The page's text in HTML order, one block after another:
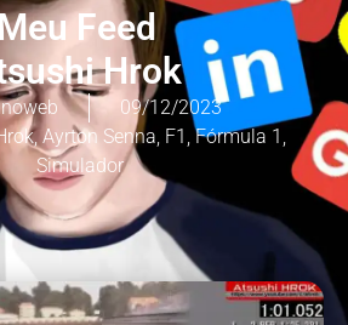
Feed
Hrok
09/12/2023
, Ayrton Senna, F1 ,Fórmula 1 ,
Simulador